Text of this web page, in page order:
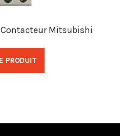
Contacteur Mitsubishi
PRODUIT